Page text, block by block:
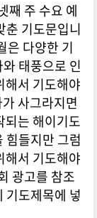
째 주 수요 예
춘 기도문입니
은 다양한 기
태풍으로 인
해서 기도해야
사그라지면
되는 해이기도
힘들지만 그럼
해서 기도해야
광고를 참조
기도제목에 넣